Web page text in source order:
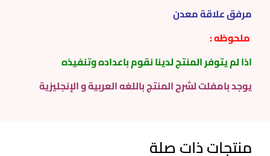
مرفق علاقة معدن
ملحوظه :
اذا لم يتوفر المنتج لدينا نقوم باعداده وتنفيذه
يوجد بامفلت لشرح المنتج باللغه العربية و الإنجليزية
منتجات ذات صلة